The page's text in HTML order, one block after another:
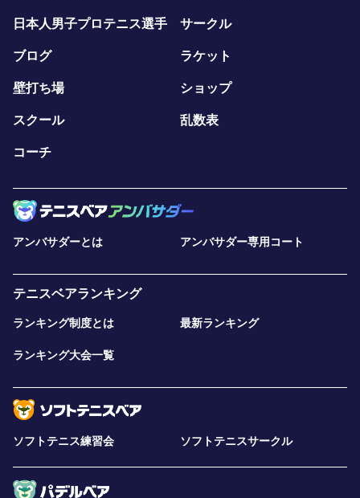
日本人男子プロテニス選手 サークル
ブログ ラケット
壁打ち場 ショップ
スクール 乱数表
コーチ
アンバサダーとは アンバサダー専用コート
テニスベアランキング
ランキング制度とは 最新ランキング
ランキング大会一覧
ソフトテニス練習会 ソフトテニスサークル